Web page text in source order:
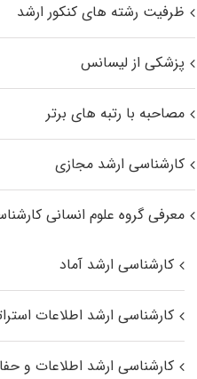
ظرفیت رشته های کنکور ارشد
پزشکی از لیسانس
مصاحبه با رتبه های برتر
کارشناسی ارشد مجازی
معرفی گروه علوم انسانی
کارشناسی ارشد آماد
کارشناسی ارشد اطلاعات
کارشناسی ارشد اطلاعات و